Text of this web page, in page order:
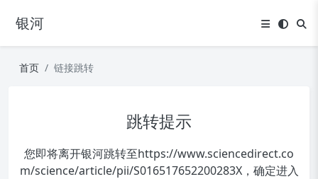
银河
首页 链接跳转
跳转提示
您即将离开银河跳转至https://www.sciencedirect.co
m/science/article/pii/S016517652200283X，确定进入